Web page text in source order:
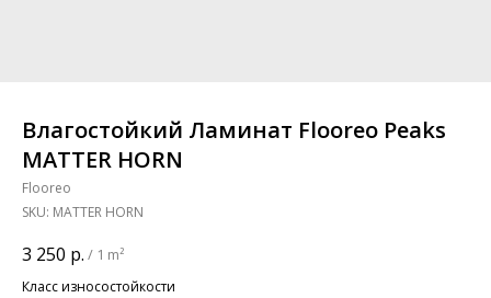
Влагостойкий Ламинат Flooreo Peaks
MATTER HORN
Flooreo
SKU: MATTER HORN
3 250 р. / 1 m²
Класс износостойкости